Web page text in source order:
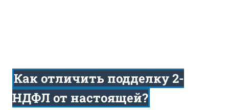
Как отличить подделку 2-
НДФЛ от настоящей?